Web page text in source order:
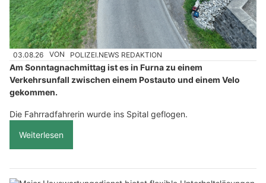
03.08.26 VON POLIZEI.NEWS REDAKTION
Am Sonntagnachmittag ist es in Furna zu einem
Verkehrsunfall zwischen einem Postauto und einem Velo
gekommen.
Die Fahrradfahrerin wurde ins Spital geflogen.
Weiterlesen